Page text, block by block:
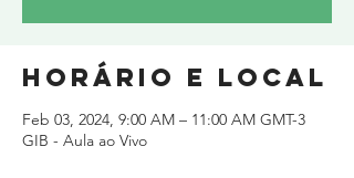
Horário e local
Feb 03, 2024, 9:00 AM – 11:00 AM GMT-3
GIB - Aula ao Vivo